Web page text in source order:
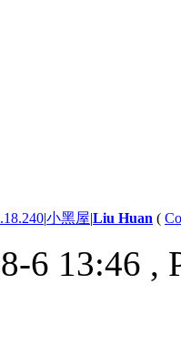
|小黑屋|Liu Huan (
6 13:46 ,